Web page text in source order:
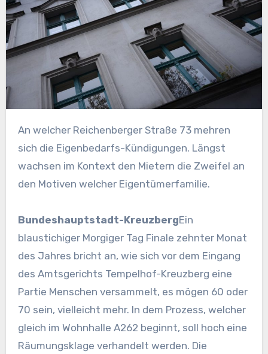
An welcher Reichenberger Straße 73 mehren
sich die Eigenbedarfs-Kündigungen. Längst
wachsen im Kontext den Mietern die Zweifel an
den Motiven welcher Eigentümerfamilie.
Bundeshauptstadt-KreuzbergEin
blaustichiger Morgiger Tag Finale zehnter Monat
des Jahres bricht an, wie sich vor dem Eingang
des Amtsgerichts Tempelhof-Kreuzberg eine
Partie Menschen versammelt, es mögen 60 oder
70 sein, vielleicht mehr. In dem Prozess, welcher
gleich im Wohnhalle A262 beginnt, soll hoch eine
Räumungsklage verhandelt werden. Die